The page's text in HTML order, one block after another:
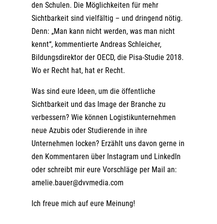
den Schulen. Die Möglichkeiten für mehr
Sichtbarkeit sind vielfältig – und dringend nötig.
Denn: „Man kann nicht werden, was man nicht
kennt“, kommentierte Andreas Schleicher,
Bildungsdirektor der OECD, die Pisa-Studie 2018.
Wo er Recht hat, hat er Recht.
Was sind eure Ideen, um die öffentliche
Sichtbarkeit und das Image der Branche zu
verbessern? Wie können Logistikunternehmen
neue Azubis oder Studierende in ihre
Unternehmen locken? Erzählt uns davon gerne in
den Kommentaren über Instagram und LinkedIn
oder schreibt mir eure Vorschläge per Mail an:
amelie.bauer@dvvmedia.com
Ich freue mich auf eure Meinung!